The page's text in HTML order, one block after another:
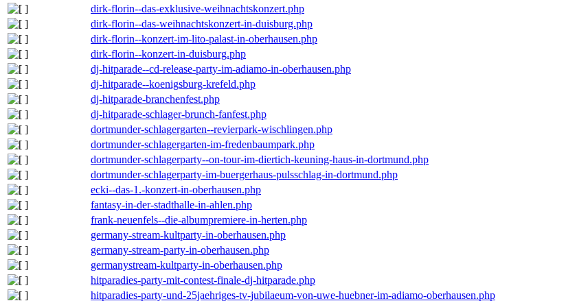
dirk-florin--das-exklusive-weihnachtskonzert.php
dirk-florin--das-weihnachtskonzert-in-duisburg.php
dirk-florin--konzert-im-lito-palast-in-oberhausen.php
dirk-florin--konzert-in-duisburg.php
dj-hitparade--cd-release-party-im-adiamo-in-oberhausen.php
dj-hitparade--koenigsburg-krefeld.php
dj-hitparade-branchenfest.php
dj-hitparade-schlager-brunch-fanfest.php
dortmunder-schlagergarten--revierpark-wischlingen.php
dortmunder-schlagergarten-im-fredenbaumpark.php
dortmunder-schlagerparty--on-tour-im-diertich-keuning-haus-in-dortmund.php
dortmunder-schlagerparty-im-buergerhaus-pulsschlag-in-dortmund.php
ecki--das-1.-konzert-in-oberhausen.php
fantasy-in-der-stadthalle-in-ahlen.php
frank-neuenfels--die-albumpremiere-in-herten.php
germany-stream-kultparty-in-oberhausen.php
germany-stream-party-in-oberhausen.php
germanystream-kultparty-in-oberhausen.php
hitparadies-party-mit-contest-finale-dj-hitparade.php
hitparadies-party-und-25jaehriges-tv-jubilaeum-von-uwe-huebner-im-adiamo-oberhausen.php